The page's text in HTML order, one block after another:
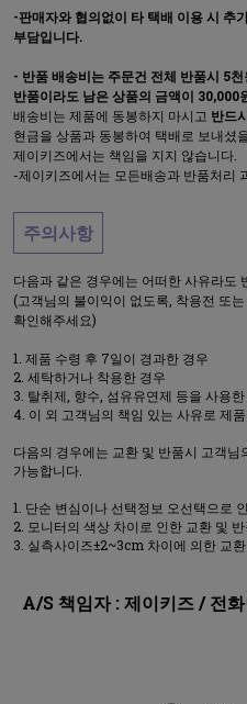
-판매자와 협의없이 타 택배 이용 시 추
부담입니다.
- 반품 배송비는 주문건 전체 반품시 5
반품이라도 남은 상품의 금액이 30,000
배송비는 제품에 동봉하지 마시고 반드
현금을 상품과 동봉하여 택배로 보내셨
제이키즈에서는 책임을 지지 않습니다.
-제이키즈에서는 모든배송과 반품처리
주의사항
다음과 같은 경우에는 어떠한 사유라도
(고객님의 불이익이 없도록, 착용전 또
확인해주세요)
제품 수령 후 7일이 경과한 경우
세탁하거나 착용한 경우
탈취제, 향수, 섬유유연제 등을 사용
이 외 고객님의 책임 있는 사유로 제
다음의 경우에는 교환 및 반품시 고객
가능합니다.
단순 변심이나 선택정보 오선택으로
모니터의 색상 차이로 인한 교환 및 반
실측사이즈±2~3cm 차이에 의한 교
A/S 책임자 : 제이키즈 / 전